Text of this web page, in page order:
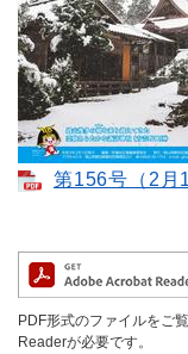
第156号（2月
PDF形式のファイルをご
Readerが必要です。